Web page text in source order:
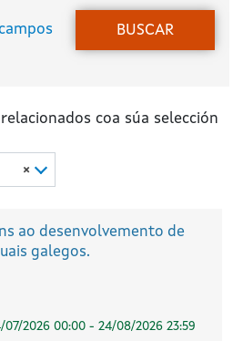
BUSCAR
coa súa selección
×
ao desenvolvemento de
galegos.
07/2026 00:00 - 24/08/2026 23:59